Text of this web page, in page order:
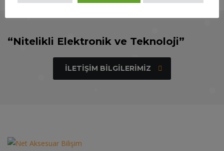
“Nitelikli Elektronik ve Teknoloji”
İLETIŞIM BILGILERIMIZ